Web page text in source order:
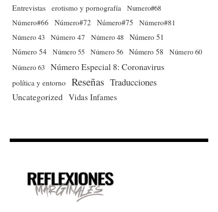
Entrevistas erotismo y pornografía
Numero#68
Número#66
Número#72 Número#75
Número#81
Número 43 Número 47 Número 48 Número 51
Número 54 Número 55 Número 56 Número 58
Número 60
Número 63 Número Especial 8: Coronavirus
política y entorno Reseñas Traducciones
Uncategorized Vidas Infames